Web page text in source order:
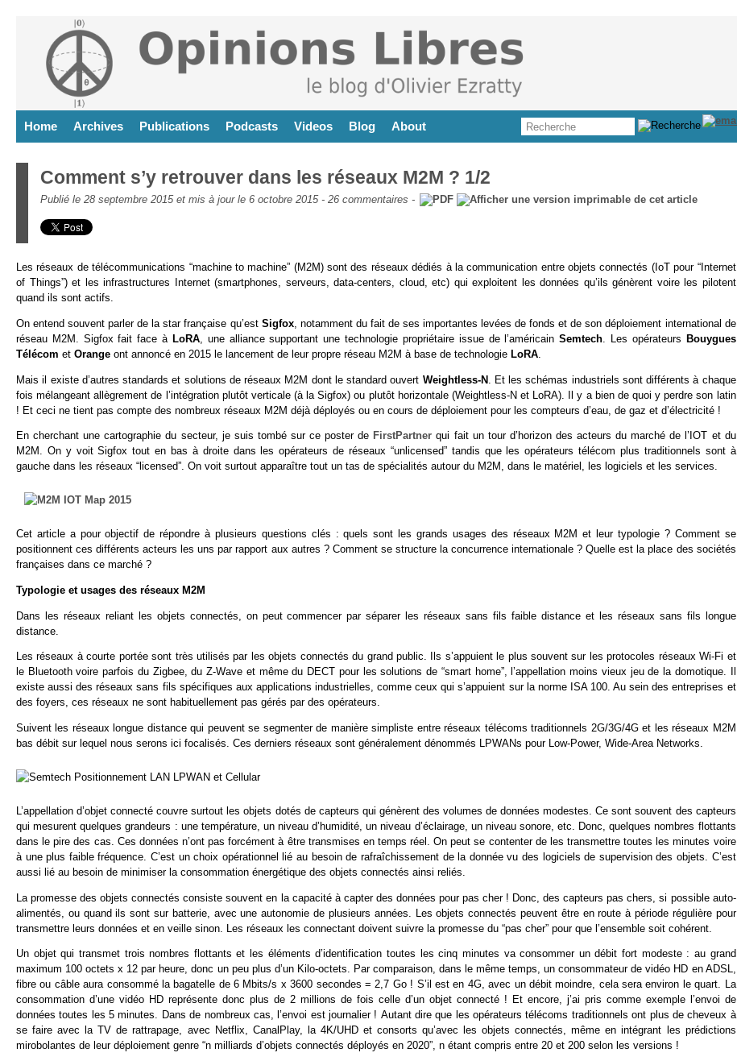
Home Archives Publications Podcasts Videos Blog About
Comment s’y retrouver dans les réseaux M2M ? 1/2
Publié le 28 septembre 2015 et mis à jour le 6 octobre 2015 - 26 commentaires -
Les réseaux de télécommunications “machine to machine” (M2M) sont des réseaux dédiés à la communication entre objets connectés (IoT pour “Internet
of Things”) et les infrastructures Internet (smartphones, serveurs, data-centers, cloud, etc) qui exploitent les données qu’ils génèrent voire les pilotent
quand ils sont actifs.
On entend souvent parler de la star française qu’est Sigfox, notamment du fait de ses importantes levées de fonds et de son déploiement international de
réseau M2M. Sigfox fait face à LoRA, une alliance supportant une technologie propriétaire issue de l’américainSemtech . Les opérateurs Bouygues
Télécom et Orange ont annoncé en 2015 le lancement de leur propre réseau M2M à base de technologie LoRA
Mais il existe d’autres standards et solutions de réseaux M2M dont le standard ouvert Weightless-N. Et les schémas industriels sont différents à chaque
fois mélangeant allègrement de l’intégration plutôt verticale (à la Sigfox) ou plutôt horizontale (Weightless-N et LoRA). Il y a bien de quoi y perdre son latin
! Et ceci ne tient pas compte des nombreux réseaux M2M déjà déployés ou en cours de déploiement pour les compteurs d’eau, de gaz et d’électricité !
En cherchant une cartographie du secteur, je suis tombé sur ce poster de FirstPartner qui fait un tour d’horizon des acteurs du marché de l’IOT et du
M2M. On y voit Sigfox tout en bas à droite dans les opérateurs de réseaux “unlicensed” tandis que les opérateurs télécom plus traditionnels sont à
gauche dans les réseaux “licensed”. On voit surtout apparaître tout un tas de spécialités autour du M2M, dans le matériel, les logiciels et les services.
Cet article a pour objectif de répondre à plusieurs questions clés : quels sont les grands usages des réseaux M2M et leur typologie ? Comment se
positionnent ces différents acteurs les uns par rapport aux autres ? Comment se structure la concurrence internationale ? Quelle est la place des sociétés
françaises dans ce marché ?
Typologie et usages des réseaux M2M
Dans les réseaux reliant les objets connectés, on peut commencer par séparer les réseaux sans fils faible distance et les réseaux sans fils longue
distance.
Les réseaux à courte portée sont très utilisés par les objets connectés du grand public. Ils s’appuient le plus souvent sur les protocoles réseaux Wi-Fi et
le Bluetooth voire parfois du Zigbee, du Z-Wave et même du DECT pour les solutions de “smart home”, l’appellation moins vieux jeu de la domotique. Il
existe aussi des réseaux sans fils spécifiques aux applications industrielles, comme ceux qui s’appuient sur la norme ISA 100. Au sein des entreprises et
des foyers, ces réseaux ne sont habituellement pas gérés par des opérateurs.
Suivent les réseaux longue distance qui peuvent se segmenter de manière simpliste entre réseaux télécoms traditionnels 2G/3G/4G et les réseaux M2M
bas débit sur lequel nous serons ici focalisés. Ces derniers réseaux sont généralement dénommés LPWANs pour Low-Power, Wide-Area Networks.
L’appellation d’objet connecté couvre surtout les objets dotés de capteurs qui génèrent des volumes de données modestes. Ce sont souvent des capteurs
qui mesurent quelques grandeurs : une température, un niveau d’humidité, un niveau d’éclairage, un niveau sonore, etc. Donc, quelques nombres flottants
dans le pire des cas. Ces données n’ont pas forcément à être transmises en temps réel. On peut se contenter de les transmettre toutes les minutes voire
à une plus faible fréquence. C’est un choix opérationnel lié au besoin de rafraîchissement de la donnée vu des logiciels de supervision des objets. C’est
aussi lié au besoin de minimiser la consommation énergétique des objets connectés ainsi reliés.
La promesse des objets connectés consiste souvent en la capacité à capter des données pour pas cher ! Donc, des capteurs pas chers, si possible auto-
alimentés, ou quand ils sont sur batterie, avec une autonomie de plusieurs années. Les objets connectés peuvent être en route à période régulière pour
transmettre leurs données et en veille sinon. Les réseaux les connectant doivent suivre la promesse du “pas cher” pour que l’ensemble soit cohérent.
Un objet qui transmet trois nombres flottants et les éléments d’identification toutes les cinq minutes va consommer un débit fort modeste : au grand
maximum 100 octets x 12 par heure, donc un peu plus d’un Kilo-octets. Par comparaison, dans le même temps, un consommateur de vidéo HD en ADSL,
fibre ou câble aura consommé la bagatelle de 6 Mbits/s x 3600 secondes = 2,7 Go ! S’il est en 4G, avec un débit moindre, cela sera environ le quart. La
consommation d’une vidéo HD représente donc plus de 2 millions de fois celle d’un objet connecté ! Et encore, j’ai pris comme exemple l’envoi de
données toutes les 5 minutes. Dans de nombreux cas, l’envoi est journalier ! Autant dire que les opérateurs télécoms traditionnels ont plus de cheveux à
se faire avec la TV de rattrapage, avec Netflix, CanalPlay, la 4K/UHD et consorts qu’avec les objets connectés, même en intégrant les prédictions
mirobolantes de leur déploiement genre “n milliards d’objets connectés déployés en 2020”, n étant compris entre 20 et 200 selon les versions !